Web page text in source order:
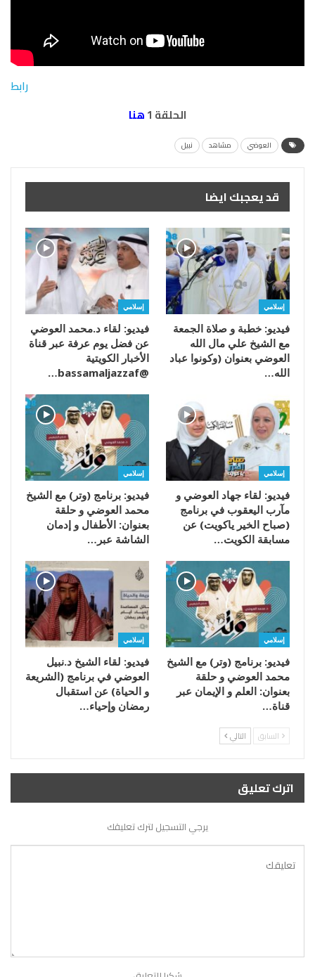
رابط
الحلقة 1 هنا
العوضي مشاهد نبيل
قد يعجبك ايضا
إسلامي
فيديو: خطبة و صلاة الجمعة
مع الشيخ علي مال الله
العوضي بعنوان (وكونوا عباد
الله…
إسلامي
فيديو: لقاء د.محمد العوضي
عن فضل يوم عرفة عبر قناة
الأخبار الكويتية
@bassamaljazzaf…
إسلامي
فيديو: لقاء جهاد العوضي و
مآرب اليعقوب في برنامج
(صباح الخير ياكويت) عن
مسابقة الكويت…
إسلامي
فيديو: برنامج (وتر) مع الشيخ
محمد العوضي و حلقة
بعنوان: الأطفال و إدمان
الشاشة عبر…
إسلامي
فيديو: برنامج (وتر) مع الشيخ
محمد العوضي و حلقة
بعنوان: العلم و الإيمان عبر
قناة…
إسلامي
فيديو: لقاء الشيخ د.نبيل
العوضي في برنامج (الشريعة
و الحياة) عن استقبال
رمضان وإحياء…
السابق التالي
اترك تعليق
يرجي التسجيل لترك تعليقك